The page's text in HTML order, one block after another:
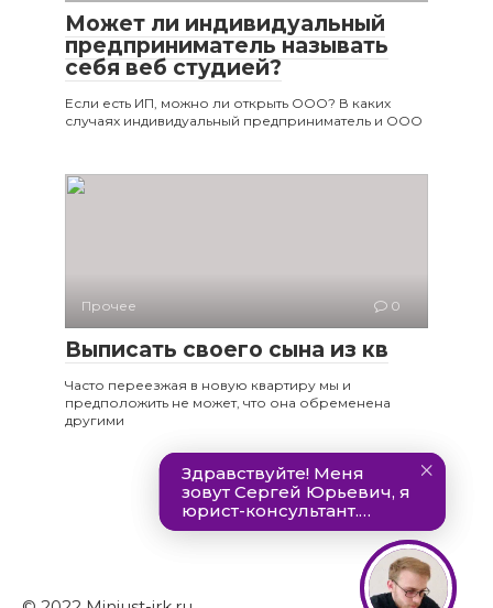
Может ли индивидуальный
предприниматель называть
себя веб студией?
Если есть ИП, можно ли открыть ООО? В каких
случаях индивидуальный предприниматель и ООО
Прочее 0
Выписать своего сына из кв
Часто переезжая в новую квартиру мы и
предположить не может, что она обременена
другими